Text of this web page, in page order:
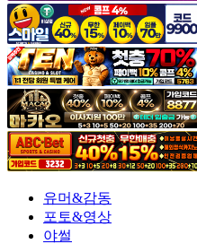
유머&감동
포토&영상
야썰